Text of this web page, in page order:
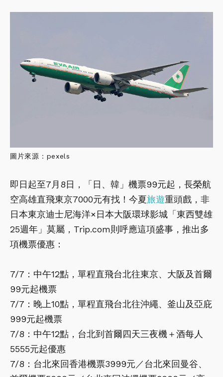
圖片來源：pexels
即日起至7月8日，「日、韓」機票99元起，長榮航
空高雄直飛東京7000元有找！今夏旅遊重頭戲，非
日本東京迪士尼海洋×日本大阪環球影城「東西雙雄
25週年」莫屬，Trip.com則呼應這項盛事，推出多
項機票優惠：
7/7：中午12點，單程直飛台北往東京、大阪及首爾
99元起機票
7/7：晚上10點，單程直飛台北往沖繩、釜山及亞庇
999元起機票
7/8：中午12點，台北到首爾四天三夜機＋酒每人
5555元起優惠
7/8：台北來回香港機票3999元／台北來回曼谷、